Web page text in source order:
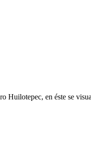
Huilotepec, en éste se